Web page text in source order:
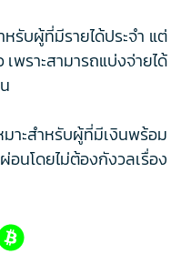
หรับผู้ที่มีรายได้ประจำ แต่
เพราะสามารถแบ่งจ่ายได้
าะสำหรับผู้ที่มีเงินพร้อม
นโดยไม่ต้องกังวลเรื่อง